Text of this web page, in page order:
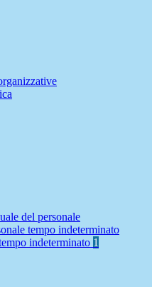
del personale
tempo indeterminato
indeterminato 1